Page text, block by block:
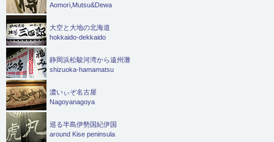
Aomori,Mutsu&Dewa
大空と大地の北海道
hokkaido-dekkaido
静岡浜松駿河湾から遠州灘
shizuoka-hamamatsu
濃いぃぞ名古屋
Nagoyanagoya
巡る半島伊勢国紀伊国
around Kise peninsula